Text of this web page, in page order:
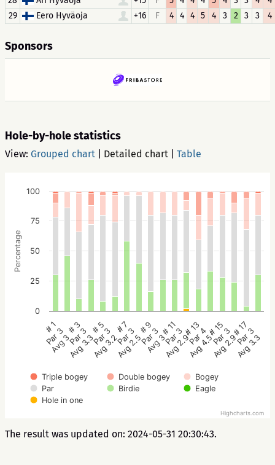
29
Eero Hyväoja +16 F 4 4 4 5 4 3 2 3 3 4
Sponsors
Hole-by-hole statistics
View: Grouped chart Detailed chart Table
Percentage
Triple bogey Double bogey
Bogey
Par
Birdie
Eagle
Hole in one
# 1
Par 3
Avg 3
# 3
Par 3
Avg 3.3
# 5
Par 3
Avg 3.2
# 7
Par 3
Avg 2.5
# 9
Par 3
Avg 3
# 11
Par 3
Avg 2.9
# 13
Par 4
Avg 4.5
# 15
Par 3
Avg 2.9
# 17
Par 3
Avg 3.3
0
25
50
75
100
Highcharts.com
The result was updated on: 2024-05-31 20:30:43.